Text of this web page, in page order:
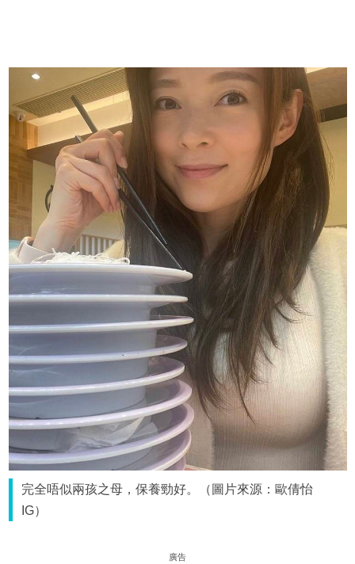
完全唔似兩孩之母，保養勁好。（圖片來源：歐倩怡
IG）
廣告